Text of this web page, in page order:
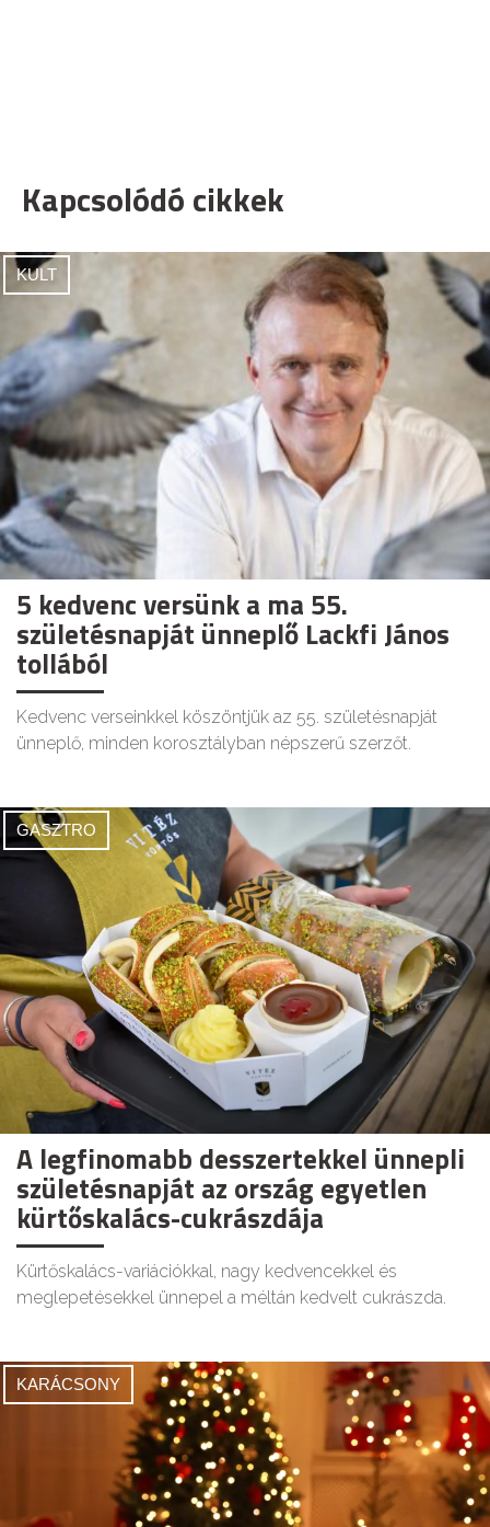
Kapcsolódó cikkek
KULT
5 kedvenc versünk a ma 55.
születésnapját ünneplő Lackfi János
tollából
Kedvenc verseinkkel köszöntjük az 55. születésnapját
ünneplő, minden korosztályban népszerű szerzőt.
GASZTRO
A legfinomabb desszertekkel ünnepli
születésnapját az ország egyetlen
kürtőskalács-cukrászdája
Kürtőskalács-variációkkal, nagy kedvencekkel és
meglepetésekkel ünnepel a méltán kedvelt cukrászda.
KARÁCSONY